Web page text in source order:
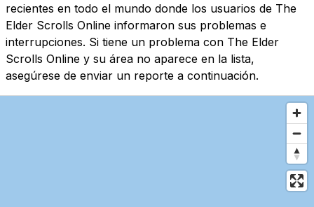
recientes en todo el mundo donde los usuarios de The
Elder Scrolls Online informaron sus problemas e
interrupciones. Si tiene un problema con The Elder
Scrolls Online y su área no aparece en la lista,
asegúrese de enviar un reporte a continuación.